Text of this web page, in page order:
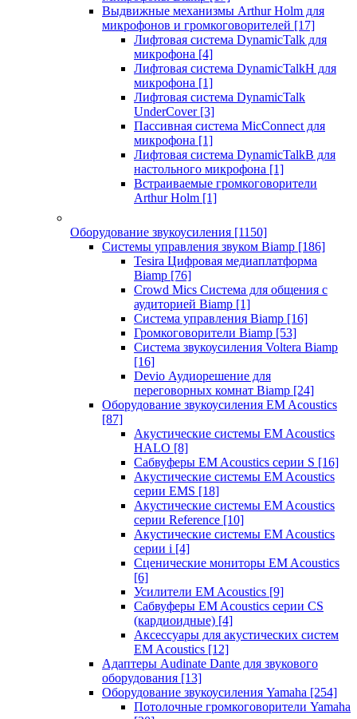
Выдвижные механизмы Arthur Holm для
микрофонов и громкоговорителей [17]
Лифтовая система DynamicTalk для
микрофона [4]
Лифтовая система DynamicTalkH для
микрофона [1]
Лифтовая система DynamicTalk
UnderCover [3]
Пассивная система MicConnect для
микрофона [1]
Лифтовая система DynamicTalkB для
настольного микрофона [1]
Встраиваемые громкоговорители
Arthur Holm [1]
Оборудование звукоусиления [1150]
Системы управления звуком Biamp [186]
Tesira Цифровая медиаплатформа
Biamp [76]
Crowd Mics Система для общения с
аудиторией Biamp [1]
Система управления Biamp [16]
Громкоговорители Biamp [53]
Система звукоусиления Voltera Biamp
[16]
Devio Аудиорешение для
переговорных комнат Biamp [24]
Оборудование звукоусиления EM Acoustics
[87]
Акустические системы EM Acoustics
HALO [8]
Сабвуферы EM Acoustics серии S [16]
Акустические системы EM Acoustics
серии EMS [18]
Акустические системы EM Acoustics
серии Reference [10]
Акустические системы EM Acoustics
серии i [4]
Сценические мониторы EM Acoustics
[6]
Усилители EM Acoustics [9]
Сабвуферы EM Acoustics серии CS
(кардиоидные) [4]
Аксессуары для акустических систем
EM Acoustics [12]
Адаптеры Audinate Dante для звукового
оборудования [13]
Оборудование звукоусиления Yamaha [254]
Потолочные громкоговорители Yamaha